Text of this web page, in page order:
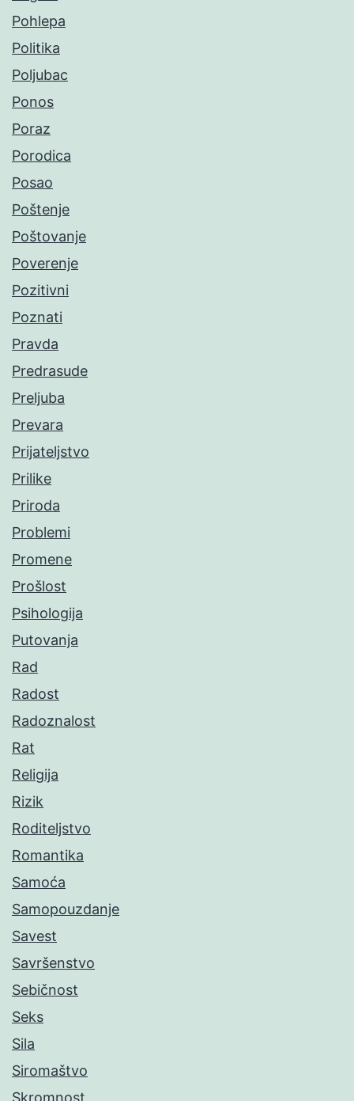
Pohlepa
Politika
Poljubac
Ponos
Poraz
Porodica
Posao
Poštenje
Poštovanje
Poverenje
Pozitivni
Poznati
Pravda
Predrasude
Preljuba
Prevara
Prijateljstvo
Prilike
Priroda
Problemi
Promene
Prošlost
Psihologija
Putovanja
Rad
Radost
Radoznalost
Rat
Religija
Rizik
Roditeljstvo
Romantika
Samoća
Samopouzdanje
Savest
Savršenstvo
Sebičnost
Seks
Sila
Siromaštvo